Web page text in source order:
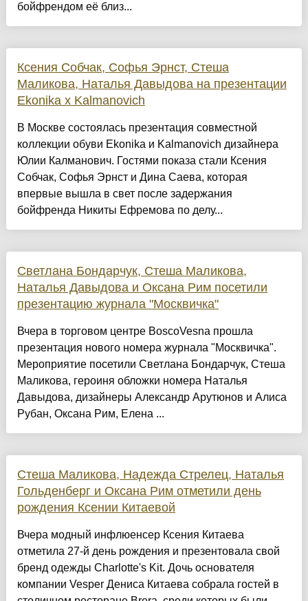
бойфрендом её близ...
Ксения Собчак, Софья Эрнст, Стеша
Маликова, Наталья Давыдова на презентации
Ekonika x Kalmanovich
В Москве состоялась презентация совместной
коллекции обуви Ekonika и Kalmanovich дизайнера
Юлии Калманович. Гостями показа стали Ксения
Собчак, Софья Эрнст и Дина Саева, которая
впервые вышла в свет после задержания
бойфренда Никиты Ефремова по делу...
Светлана Бондарчук, Стеша Маликова,
Наталья Давыдова и Оксана Рим посетили
презентацию журнала "Москвичка"
Вчера в торговом центре BoscoVesna прошла
презентация нового номера журнала "Москвичка".
Мероприятие посетили Светлана Бондарчук, Стеша
Маликова, героиня обложки номера Наталья
Давыдова, дизайнеры Александр Арутюнов и Алиса
Рубан, Оксана Рим, Елена ...
Стеша Маликова, Надежда Стрелец, Наталья
Гольденберг и Оксана Рим отметили день
рождения Ксении Китаевой
Вчера модный инфлюенсер Ксения Китаева
отметила 27-й день рождения и презентовала свой
бренд одежды Charlotte's Kit. Дочь основателя
компании Vesper Дениса Китаева собрала гостей в